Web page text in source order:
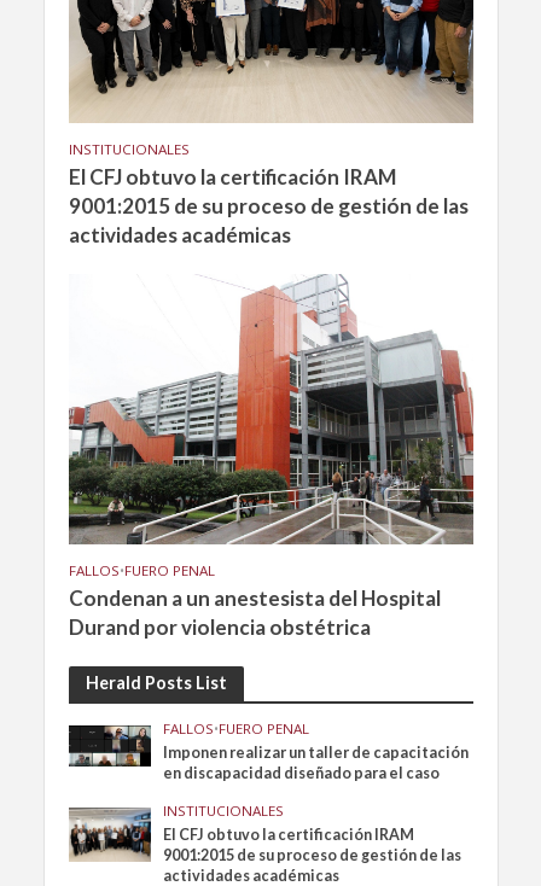
INSTITUCIONALES
El CFJ obtuvo la certificación IRAM
9001:2015 de su proceso de gestión de las
actividades académicas
FALLOS•FUERO PENAL
Condenan a un anestesista del Hospital
Durand por violencia obstétrica
Herald Posts List
FALLOS•FUERO PENAL
Imponen realizar un taller de capacitación
en discapacidad diseñado para el caso
INSTITUCIONALES
El CFJ obtuvo la certificación IRAM
9001:2015 de su proceso de gestión de las
actividades académicas